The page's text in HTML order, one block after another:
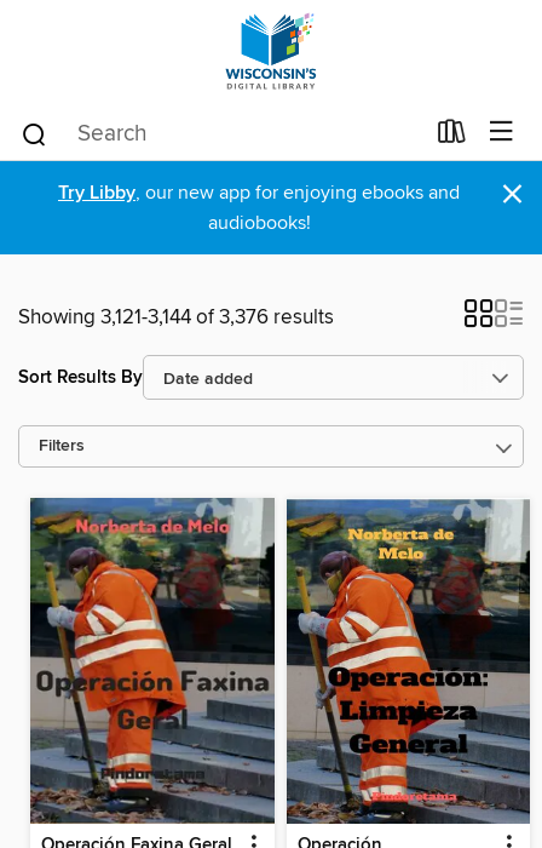
Try Libby, our new app for enjoying ebooks and
audiobooks!
×
Showing 3,121-3,144 of 3,376 results
Sort Results By
Filters